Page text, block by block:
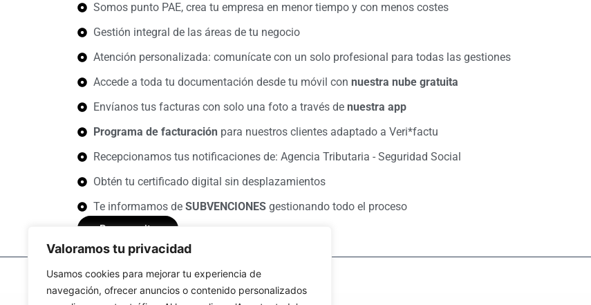
Valoramos tu privacidad
Usamos cookies para mejorar tu experiencia de
navegación, ofrecer anuncios o contenido personalizados
Somos punto PAE, crea tu empresa en menor tiempo y con menos costes
Gestión integral de las áreas de tu negocio
Atención personalizada: comunícate con un solo profesional para todas las gestiones
Accede a toda tu documentación desde tu móvil con nuestra nube gratuita
Envíanos tus facturas con solo una foto a través de nuestra app
Programa de facturación para nuestros clientes adaptado a Veri*factu
Recepcionamos tus notificaciones de: Agencia Tributaria - Seguridad Social
Obtén tu certificado digital sin desplazamientos
Te informamos de SUBVENCIONES gestionando todo el proceso
Resevar cita
Política de cookies